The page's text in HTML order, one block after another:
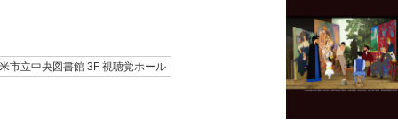
市立中央図書館 3F 視聴覚ホール